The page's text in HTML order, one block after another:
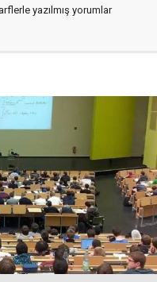
yazılmış yorumlar